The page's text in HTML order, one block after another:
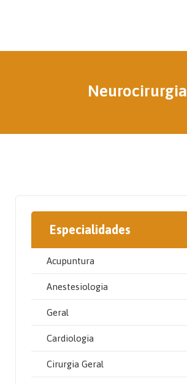
Neurocirurgia
Especialidades
Acupuntura
Anestesiologia
Geral
Cardiologia
Cirurgia Geral